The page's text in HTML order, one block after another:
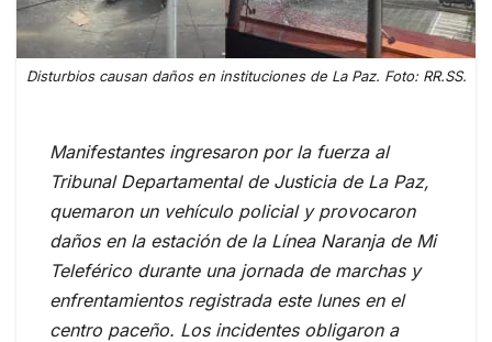
Disturbios causan daños en instituciones de La Paz. Foto: RR.SS.
Manifestantes ingresaron por la fuerza al
Tribunal Departamental de Justicia de La Paz,
quemaron un vehículo policial y provocaron
daños en la estación de la Línea Naranja de Mi
Teleférico durante una jornada de marchas y
enfrentamientos registrada este lunes en el
centro paceño. Los incidentes obligaron a